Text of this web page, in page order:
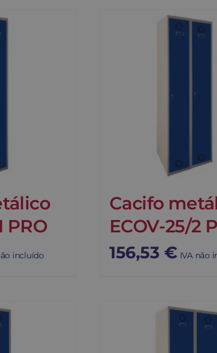
PRO
incluído
Cacifo
ECOV-25/2
156,53 € IVA não